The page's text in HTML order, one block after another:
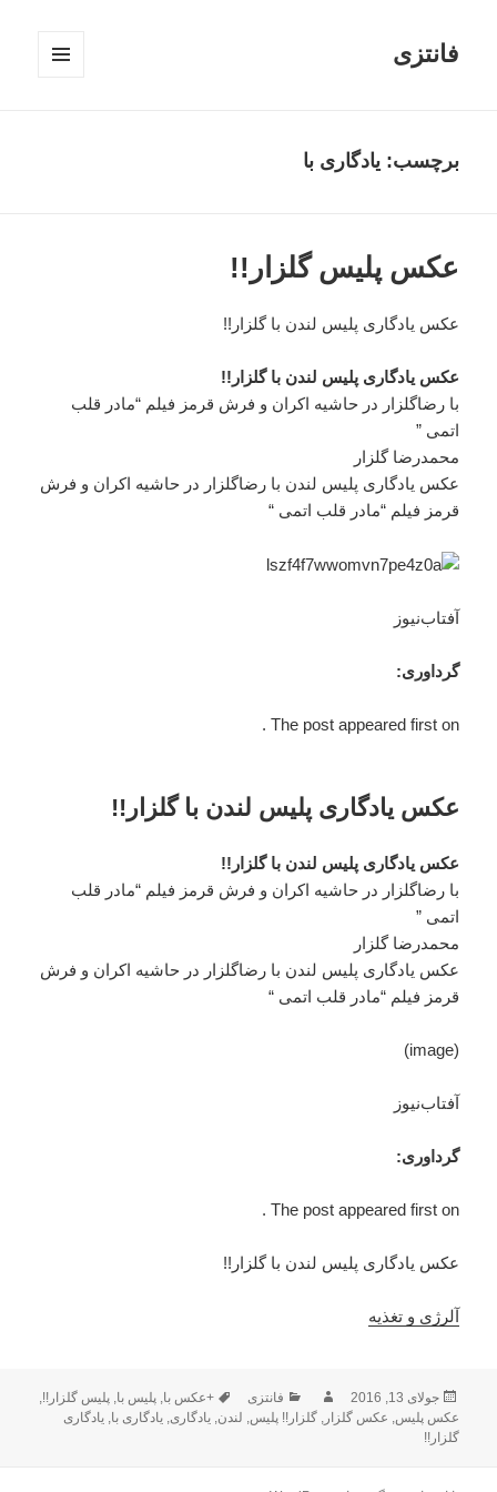
فانتزی
برچسب: یادگاری با
عکس پلیس گلزار!!
عکس یادگاری پلیس لندن با گلزار!!
عکس یادگاری پلیس لندن با گلزار!!
با رضاگلزار در حاشیه اکران و فرش قرمز فیلم “مادر قلب
اتمی ”
محمدرضا گلزار
عکس یادگاری پلیس لندن با رضاگلزار در حاشیه اکران و فرش
قرمز فیلم “مادر قلب اتمی “
آفتاب‌‌نیوز
گرداوری:
The post appeared first on .
عکس یادگاری پلیس لندن با گلزار!!
عکس یادگاری پلیس لندن با گلزار!!
با رضاگلزار در حاشیه اکران و فرش قرمز فیلم “مادر قلب
اتمی ”
محمدرضا گلزار
عکس یادگاری پلیس لندن با رضاگلزار در حاشیه اکران و فرش
قرمز فیلم “مادر قلب اتمی “
(image)
آفتاب‌‌نیوز
گرداوری:
The post appeared first on .
عکس یادگاری پلیس لندن با گلزار!!
آلرژی و تغذیه
ارسال
شده
در
جولای 13, 2016 نویسندهدسته‌ها
فانتزی برچسب‌ها
+عکس با,پلیس با,پلیس گلزار!!,
عکس پلیس, عکس گلزار,گلزار!! پلیس, لندن,یادگاری,یادگاری با,یادگاری
گلزار!!